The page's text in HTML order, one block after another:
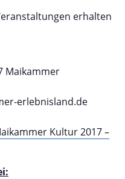
erhalten
Maikammer
erlebnisland.de
Kultur 2017 –